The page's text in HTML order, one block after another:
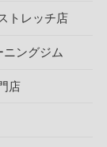
トレッチ店
ングジム
店